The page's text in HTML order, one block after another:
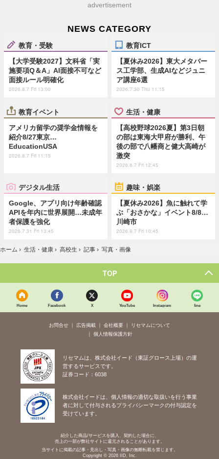
advertisement
NEWS CATEGORY
教育・受験
【大学受験2027】文科省「実
施要項Q＆A」AI面接不可など
面接ルール明確化
2026.8.7 Fri 13:00
教育ICT
【夏休み2026】東大メタバー
ス工学部、生成AIなどジュニ
ア講座6選
2026.7.30 Thu 11:15
教育イベント
アメリカ留学の奨学金情報を
紹介8/27東京…
EducationUSA
2026.8.7 Fri 11:15
生活・健康
【高校野球2026夏】第3日朝
の部は東海大甲府が勝利、午
後の部で八幡商と健大高崎が
激突
2026.8.7 Fri 12:45
デジタル生活
Google、アプリ向け年齢確認
APIを年内に世界展開…未成年
者保護を強化
2026.7.31 Fri 13:45
趣味・娯楽
【夏休み2026】魚に触れて学
ぶ「おさかな」イベント8/8…
川崎市
2026.8.7 Fri 10:45
ホーム › 生活・健康 › 高校生 › 記事 › 写真・画像
TOP
Home Facebook X YouTube Instagram line
お問合せ 広告掲載 会社概要
リセマムについて
個人情報保護方針
リセマムは、株式会社イード（東証グロース上場）の運
営するサービスです。
証券コード：6038
株式会社イードは、個人情報の適切な取扱いを行う事業
者に対して付与されるプライバシーマークの付与認定を
受けています。
紹介した商品/サービスを購入、契約した場合に、
売上の一部が弊社サイトに還元されることがあります。
当サイトに掲載の記事・見出し・写真・画像の無断転載を禁じます。
Copyright © 2026 IID, Inc.